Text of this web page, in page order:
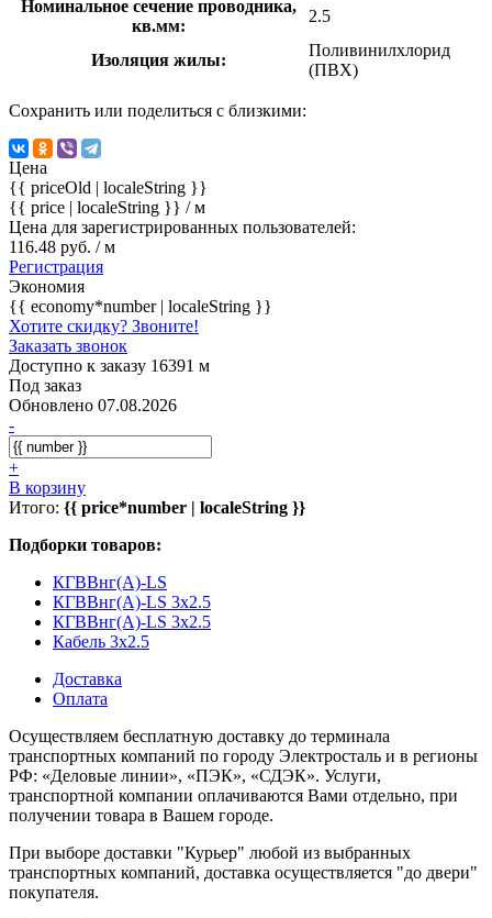
Номинальное сечение проводника,
кв.мм:
2.5
Изоляция жилы:
Поливинилхлорид
(ПВХ)
Сохранить или поделиться с близкими:
Цена
{{ priceOld | localeString }}
{{ price | localeString }} / м
Цена для зарегистрированных пользователей:
116.48 руб. / м
Регистрация
Экономия
{{ economy*number | localeString }}
Хотите скидку? Звоните!
Заказать звонок
Доступно к заказу 16391 м
Под заказ
Обновлено 07.08.2026
-
+
В корзину
Итого: {{ price*number | localeString }}
Подборки товаров:
КГВВнг(А)-LS
КГВВнг(А)-LS 3x2.5
КГВВнг(А)-LS 3x2.5
Кабель 3x2.5
Доставка
Оплата
Осуществляем бесплатную доставку до терминала
транспортных компаний по городу Электросталь и в регионы
РФ: «Деловые линии», «ПЭК», «СДЭК». Услуги,
транспортной компании оплачиваются Вами отдельно, при
получении товара в Вашем городе.
При выборе доставки "Курьер" любой из выбранных
транспортных компаний, доставка осуществляется "до двери"
покупателя.